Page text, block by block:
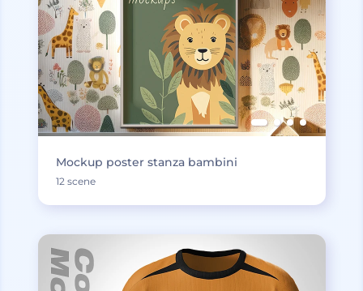
Mockup poster stanza bambini
12 scene